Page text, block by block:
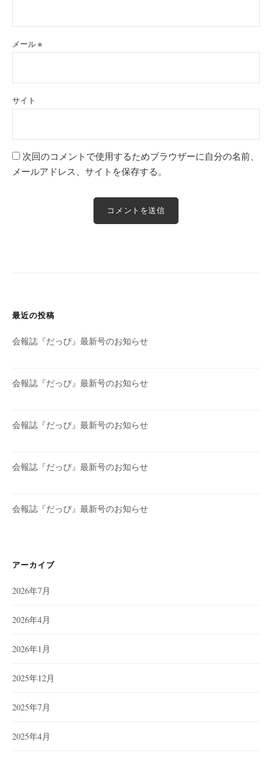
メール※
サイト
次回のコメントで使用するためブラウザーに自分の名前、
メールアドレス、サイトを保存する。
最近の投稿
会報誌『だっぴ』最新号のお知らせ
会報誌『だっぴ』最新号のお知らせ
会報誌『だっぴ』最新号のお知らせ
会報誌『だっぴ』最新号のお知らせ
会報誌『だっぴ』最新号のお知らせ
アーカイブ
2026年7月
2026年4月
2026年1月
2025年12月
2025年7月
2025年4月